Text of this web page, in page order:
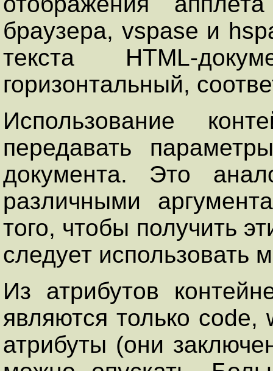
браузера, vspase и
текста НТМL-
горизонтальный,
Использование
передавать
документа. Это
различными
того, чтобы получить
следует использовать
Из атрибутов
являются только
атрибуты (они